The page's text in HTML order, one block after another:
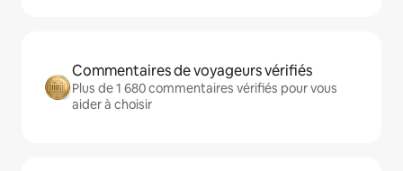
Commentaires de voyageurs vérifiés
Plus de 1 680 commentaires vérifiés pour vous
aider à choisir